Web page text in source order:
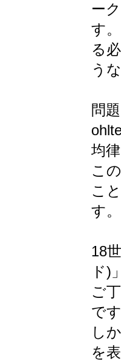
ー
す
る
う
問
均
こ
こ
す。
18
ド)
ご
で
し
を